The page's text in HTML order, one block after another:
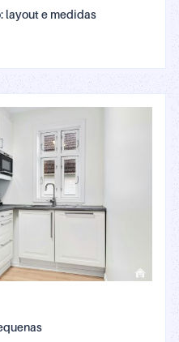
layout e medidas